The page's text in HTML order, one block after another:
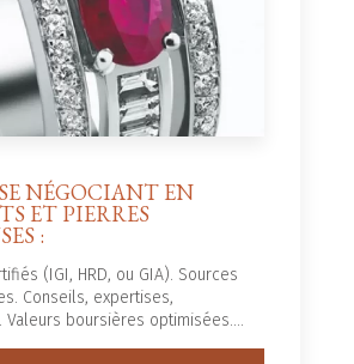
NÉGOCIANT EN
ET PIERRES
:
(IGI, HRD, ou GIA). Sources
Conseils, expertises,
Valeurs boursières optimisées....